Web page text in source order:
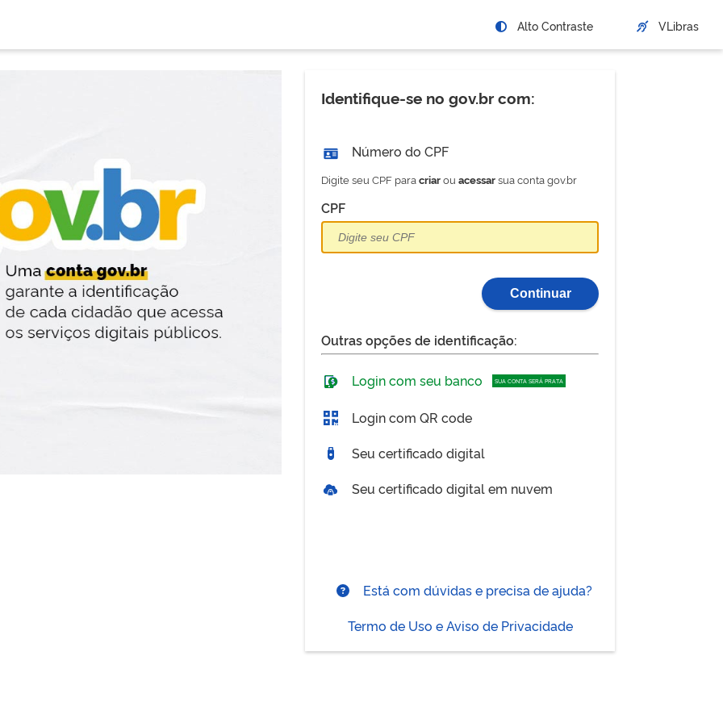
Alto Contraste VLibras
Identifique-se no gov.br com:
Número do CPF
Digite seu CPF paracriarouacessarsua conta gov.br
CPF
Continuar
Outras opções de identificação:
Login com seu banco SUA CONTA SERÁ PRATA
Login com QR code
Seu certificado digital
Seu certificado digital em nuvem
Está com dúvidas e precisa de ajuda?
Termo de Uso e Aviso de Privacidade